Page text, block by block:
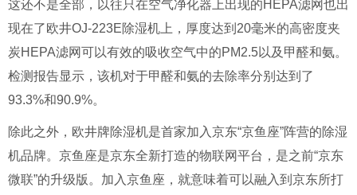
这还不是全部，以往只在空气净化器上出现的HEPA滤网也出
现在了欧井OJ-223E除湿机上，厚度达到 20毫米的高密度夹
炭HEPA滤网可以有效的吸收空气中的PM2.5以及甲醛和氨。
检测报告显示，该机对于甲醛和氨的去除率分别达到了
93.3%和90.9%。
除此之外，欧井牌除湿机是首家加入京东“京鱼座”阵营的除湿
机品牌。京鱼座是京东全新打造的物联网平台，是之前“京东
微联”的升级版。加入京鱼座，就意味着可以融入到京东所打